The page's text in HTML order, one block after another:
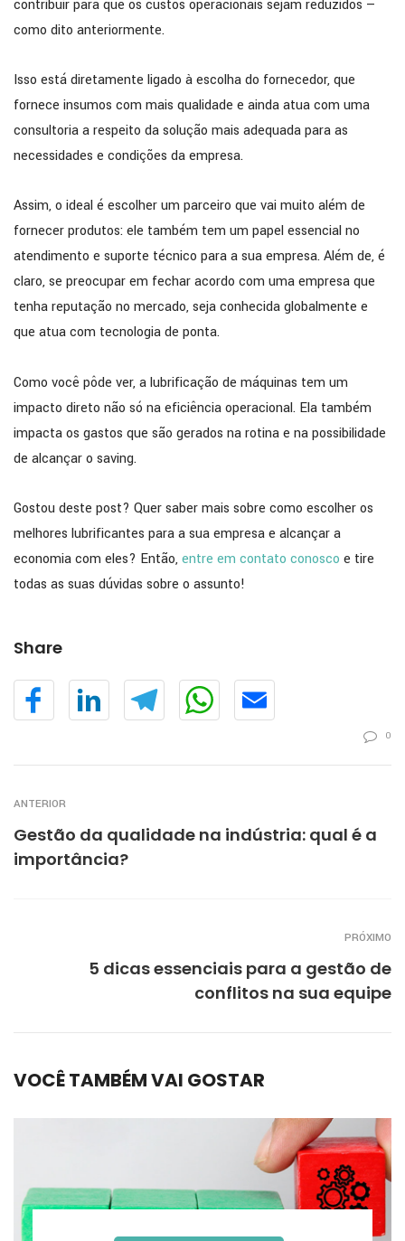
contribuir para que os custos operacionais sejam reduzidos —
como dito anteriormente.
Isso está diretamente ligado à escolha do fornecedor, que
fornece insumos com mais qualidade e ainda atua com uma
consultoria a respeito da solução mais adequada para as
necessidades e condições da empresa.
Assim, o ideal é escolher um parceiro que vai muito além de
fornecer produtos: ele também tem um papel essencial no
atendimento e suporte técnico para a sua empresa. Além de, é
claro, se preocupar em fechar acordo com uma empresa que
tenha reputação no mercado, seja conhecida globalmente e
que atua com tecnologia de ponta.
Como você pôde ver, a lubrificação de máquinas tem um
impacto direto não só na eficiência operacional. Ela também
impacta os gastos que são gerados na rotina e na possibilidade
de alcançar o saving.
Gostou deste post? Quer saber mais sobre como escolher os
melhores lubrificantes para a sua empresa e alcançar a
economia com eles? Então,entre em contato conosco e tire
todas as suas dúvidas sobre o assunto!
Share
0
ANTERIOR
Gestão da qualidade na indústria: qual é a
importância?
PRÓXIMO
5 dicas essenciais para a gestão de
conflitos na sua equipe
VOCÊ TAMBÉM VAI GOSTAR